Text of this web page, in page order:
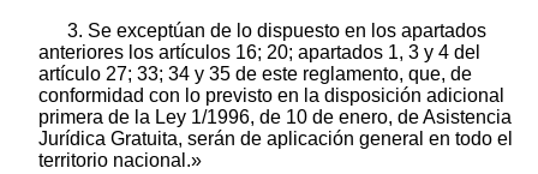
3. Se exceptúan de lo dispuesto en los apartados
anteriores los artículos 16; 20; apartados 1, 3 y 4 del
artículo 27; 33; 34 y 35 de este reglamento, que, de
conformidad con lo previsto en la disposición adicional
primera de la Ley 1/1996, de 10 de enero, de Asistencia
Jurídica Gratuita, serán de aplicación general en todo el
territorio nacional.»